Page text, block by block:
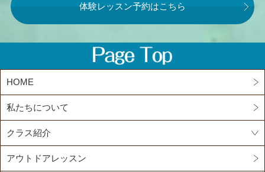
体験レッスン予約はこちら
HOME
私たちについて
クラス紹介
アウトドアレッスン